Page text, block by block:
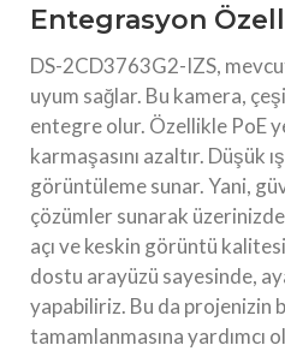
Entegrasyon
DS-2CD3763G2-IZS,
uyum sağlar. Bu kamera,
entegre olur. Özellikle PoE
karmaşasını azaltır. Düşük
görüntüleme sunar. Yani,
çözümler sunarak
açı ve keskin görüntü
dostu arayüzü sayesinde,
yapabiliriz. Bu da projenizin
tamamlanmasına yardımcı